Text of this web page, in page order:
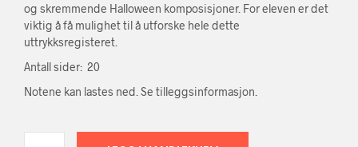
og skremmende Halloween komposisjoner. For eleven er det
viktig å få mulighet til å utforske hele dette
uttrykksregisteret.
Antall sider: 20
Notene kan lastes ned. Se tilleggsinformasjon.